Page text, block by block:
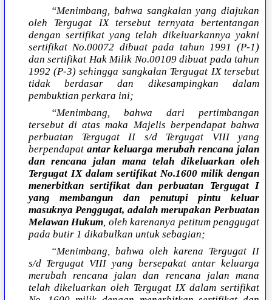
“Menimbang, bahwa sangkalan yang diajukan
oleh Tergugat IX tersebut ternyata bertentangan
dengan sertifikat yang telah dikeluarkannya yakni
sertifikat No.00072 dibuat pada tahun 1991 (P-1)
dan sertifikat Hak Milik No.00109 dibuat pada tahun
1992 (P-3) sehingga sangkalan Tergugat IX tersebut
tidak berdasar dan dikesampingkan dalam
pembuktian perkara ini;
“Menimbang, bahwa dari pertimbangan
tersebut di atas maka Majelis berpendapat bahwa
perbuatan Tergugat II s/d Tergugat VIII yang
berpendapat antar keluarga merubah rencana jalan
dan rencana jalan mana telah dikeluarkan oleh
Tergugat IX dalam sertifikat No.1600 milik dengan
menerbitkan sertifikat dan perbuatan Tergugat I
yang membangun dan penutupi pintu keluar
masuknya Penggugat, adalah merupakan Perbuatan
Melawan Hukum, oleh karenanya petitum penggugat
pada butir 1 dikabulkan untuk sebagian;
“Menimbang, bahwa oleh karena Tergugat II
s/d Tergugat VIII yang bersepakat antar keluarga
merubah rencana jalan dan rencana jalan mana
telah dikeluarkan oleh Tergugat IX dalam sertifikat